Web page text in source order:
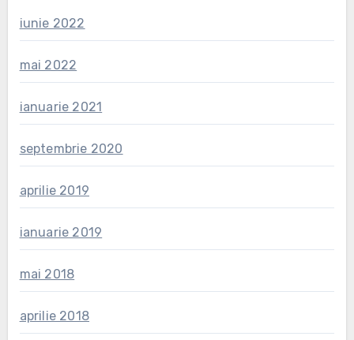
iunie 2022
mai 2022
ianuarie 2021
septembrie 2020
aprilie 2019
ianuarie 2019
mai 2018
aprilie 2018